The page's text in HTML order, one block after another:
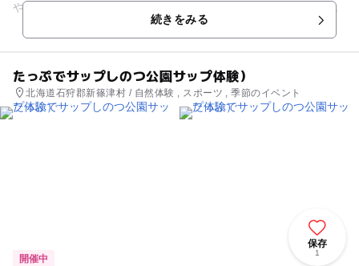
や手の動きを使って体を動かします。初心者でも問題なく参加
できます。 講師はプロツ...続きをみる
たっぷでサップしのつ公園サップ体験）
北海道石狩郡新篠津村 / 自然体験 , スポーツ , 季節のイベント
保存
1
開催中